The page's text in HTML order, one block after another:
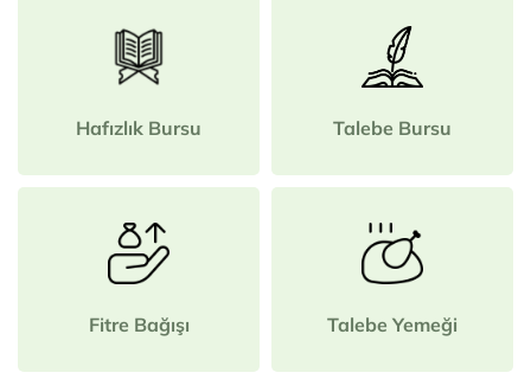
Hafızlık Bursu Talebe Bursu
Fitre Bağışı Talebe Yemeği